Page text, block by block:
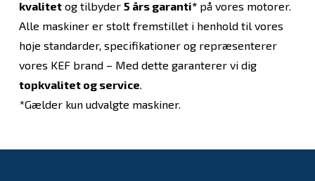
kvalitetog tilbyder 5 års garanti*på vores motorer.
Alle maskiner er stolt fremstillet i henhold til vores
høje standarder, specifikationer og repræsenterer
vores KEF brand – Med dette garanterer vi dig
topkvalitet og service
*Gælder kun udvalgte maskiner.